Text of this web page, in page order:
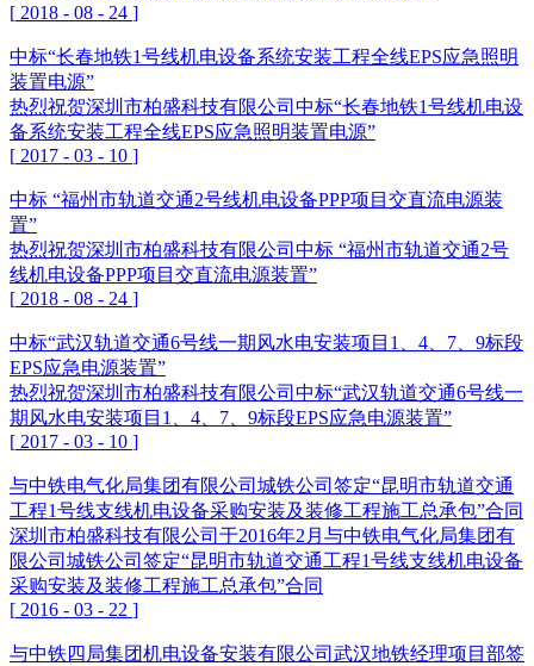
[ 2018 - 08 - 24 ]
中标“长春地铁1号线机电设备系统安装工程全线EPS应急照明
装置电源”
热烈祝贺深圳市柏盛科技有限公司中标“长春地铁1号线机电设
备系统安装工程全线EPS应急照明装置电源”
[ 2017 - 03 - 10 ]
中标 “福州市轨道交通2号线机电设备PPP项目交直流电源装
置”
热烈祝贺深圳市柏盛科技有限公司中标 “福州市轨道交通2号
线机电设备PPP项目交直流电源装置”
[ 2018 - 08 - 24 ]
中标“武汉轨道交通6号线一期风水电安装项目1、4、7、9标段
EPS应急电源装置”
热烈祝贺深圳市柏盛科技有限公司中标“武汉轨道交通6号线一
期风水电安装项目1、4、7、9标段EPS应急电源装置”
[ 2017 - 03 - 10 ]
与中铁电气化局集团有限公司城铁公司签定“昆明市轨道交通
工程1号线支线机电设备采购安装及装修工程施工总承包”合同
深圳市柏盛科技有限公司于2016年2月与中铁电气化局集团有
限公司城铁公司签定“昆明市轨道交通工程1号线支线机电设备
采购安装及装修工程施工总承包”合同
[ 2016 - 03 - 22 ]
与中铁四局集团机电设备安装有限公司武汉地铁经理项目部签